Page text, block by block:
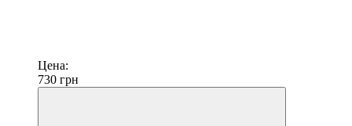
Цена:
730 грн